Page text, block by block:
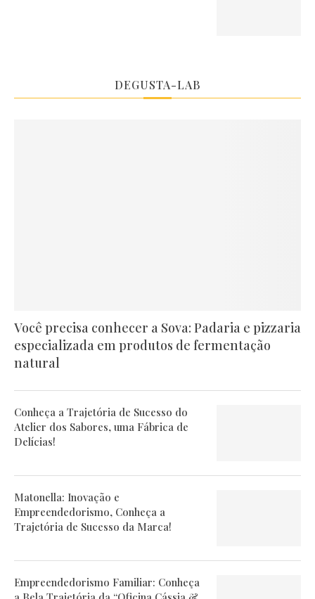
DEGUSTA-LAB
Você precisa conhecer a Sova: Padaria e pizzaria
especializada em produtos de fermentação
natural
Conheça a Trajetória de Sucesso do
Atelier dos Sabores, uma Fábrica de
Delícias!
Matonella: Inovação e
Empreendedorismo, Conheça a
Trajetória de Sucesso da Marca!
Empreendedorismo Familiar: Conheça